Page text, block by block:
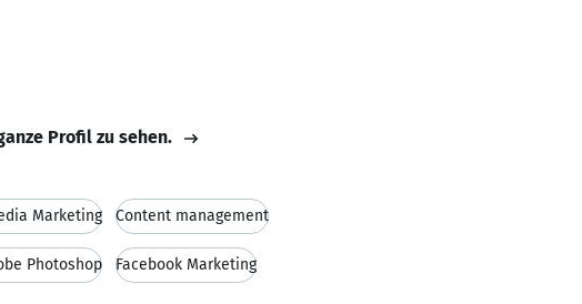
Profil zu sehen.
Marketing Content management
Photoshop Facebook Marketing